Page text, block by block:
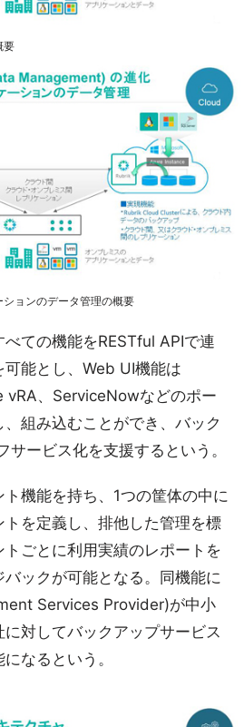
要
ョンのデータ管理の概要
ての機能をRESTful APIで連
能とし、Web UI機能は
、ServiceNowなどのポー
組み込むことができ、バック
サービス化を支援するという。
機能を持ち、1つの筐体の中に
を定義し、排他した管理を標
ごとに利用実績のレポートを
ックが可能となる。同機能に
Services Provider)が中小
対してバックアップサービス
なるという。